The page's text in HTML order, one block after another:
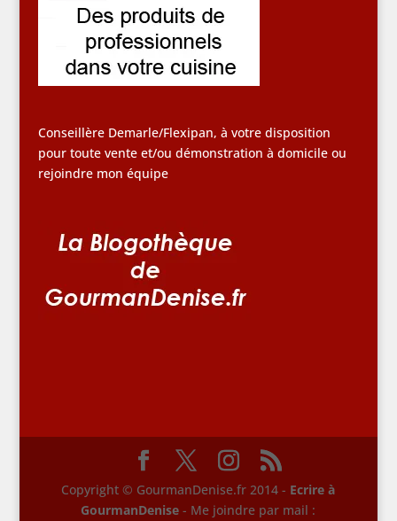
Conseillère Demarle/Flexipan, à votre disposition
pour toute vente et/ou démonstration à domicile ou
rejoindre mon équipe
Copyright © GourmanDenise.fr 2014 - Ecrire à
GourmanDenise- Me joindre par mail :